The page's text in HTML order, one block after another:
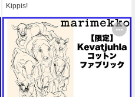
Kippis!